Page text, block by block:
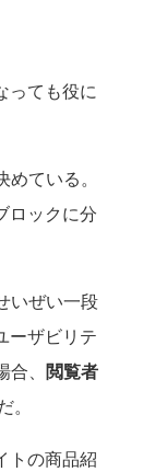
っても役に
ている。
ロックに分
いぜい一段
ーザビリテ
、 閲覧者
トの商品紹